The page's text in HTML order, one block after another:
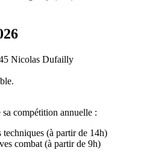
Nicolas Dufailly
compétition annuelle :
(à partir de 14h)
combat (à partir de 9h)